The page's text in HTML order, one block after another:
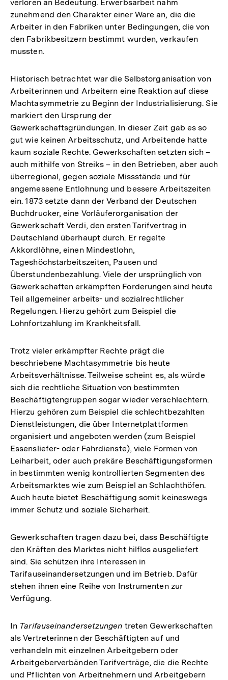
verloren an Bedeutung. Erwerbsarbeit nahm
zunehmend den Charakter einer Ware an, die die
Arbeiter in den Fabriken unter Bedingungen, die von
den Fabrikbesitzern bestimmt wurden, verkaufen
mussten.
Historisch betrachtet war die Selbstorganisation von
Arbeiterinnen und Arbeitern eine Reaktion auf diese
Machtasymmetrie zu Beginn der Industrialisierung. Sie
markiert den Ursprung der
Gewerkschaftsgründungen. In dieser Zeit gab es so
gut wie keinen Arbeitsschutz, und Arbeitende hatte
kaum soziale Rechte. Gewerkschaften setzten sich –
auch mithilfe von Streiks – in den Betrieben, aber auch
überregional, gegen soziale Missstände und für
angemessene Entlohnung und bessere Arbeitszeiten
ein. 1873 setzte dann der Verband der Deutschen
Buchdrucker, eine Vorläuferorganisation der
Gewerkschaft Verdi, den ersten Tarifvertrag in
Deutschland überhaupt durch. Er regelte
Akkordlöhne, einen Mindestlohn,
Tageshöchstarbeitszeiten, Pausen und
Überstundenbezahlung. Viele der ursprünglich von
Gewerkschaften erkämpften Forderungen sind heute
Teil allgemeiner arbeits- und sozialrechtlicher
Regelungen. Hierzu gehört zum Beispiel die
Lohnfortzahlung im Krankheitsfall.
Trotz vieler erkämpfter Rechte prägt die
beschriebene Machtasymmetrie bis heute
Arbeitsverhältnisse. Teilweise scheint es, als würde
sich die rechtliche Situation von bestimmten
Beschäftigtengruppen sogar wieder verschlechtern.
Hierzu gehören zum Beispiel die schlechtbezahlten
Dienstleistungen, die über Internetplattformen
organisiert und angeboten werden (zum Beispiel
Essensliefer- oder Fahrdienste), viele Formen von
Leiharbeit, oder auch prekäre Beschäftigungsformen
in bestimmten wenig kontrollierten Segmenten des
Arbeitsmarktes wie zum Beispiel an Schlachthöfen.
Auch heute bietet Beschäftigung somit keineswegs
immer Schutz und soziale Sicherheit.
Gewerkschaften tragen dazu bei, dass Beschäftigte
den Kräften des Marktes nicht hilflos ausgeliefert
sind. Sie schützen ihre Interessen in
Tarifauseinandersetzungen und im Betrieb. Dafür
stehen ihnen eine Reihe von Instrumenten zur
Verfügung.
In Tarifauseinandersetzungen treten Gewerkschaften
als Vertreterinnen der Beschäftigten auf und
verhandeln mit einzelnen Arbeitgebern oder
Arbeitgeberverbänden Tarifverträge, die die Rechte
und Pflichten von Arbeitnehmern und Arbeitgebern